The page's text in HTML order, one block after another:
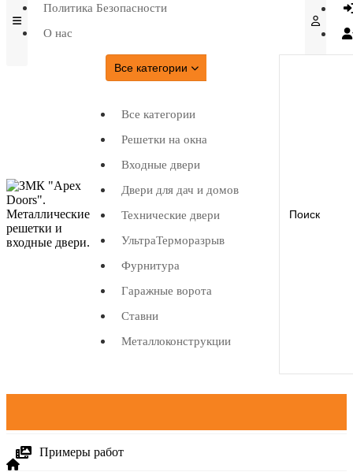
Политика Безопасности
О нас
Все категории
Все категории
Решетки на окна
Входные двери
Двери для дач и домов
Технические двери
УльтраТерморазрыв
Фурнитура
Гаражные ворота
Ставни
Металлоконструкции
Примеры работ